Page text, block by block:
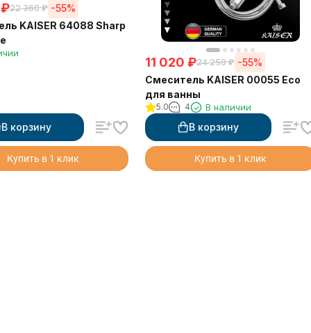
₽22 360 ₽ -55%
KAISER 64088 Sharp
В корзину
Купить в 1 клик
11 020 ₽24 250 ₽ -55%
Смеситель KAISER 00055 Eco
для ванны
5.0 4 В наличии
В корзину
Купить в 1 клик